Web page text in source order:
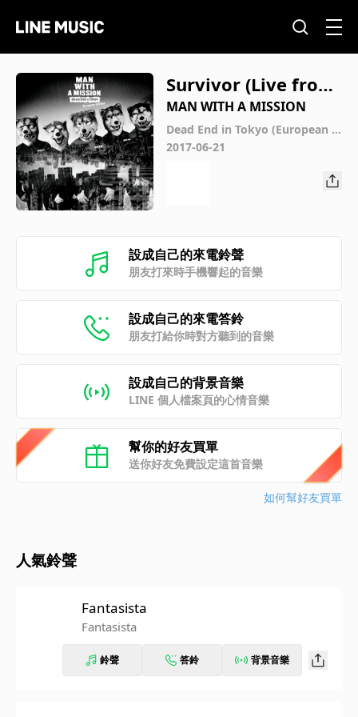
Survivor (Live from
the World's on Fire
Tour)
MAN WITH A MISSION
Dead End in Tokyo (European E
dition)
2017-06-21
設成自己的來電鈴聲
朋友打來時手機響起的音樂
設成自己的來電答鈴
朋友打給你時對方聽到的音樂
設成自己的背景音樂
LINE 個人檔案頁的心情音樂
幫你的好友買單
送你好友免費設定這首音樂
如何幫好友買單
人氣鈴聲
Fantasista
Fantasista
鈴聲 答鈴 背景音樂